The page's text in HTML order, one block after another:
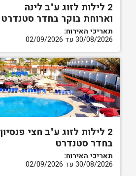
2 לילות לזוג ע"ב לינה
וארוחת בוקר בחדר סטנדרט
תאריכי האירוח:
30/08/2026 עד 02/09/2026
2 לילות לזוג ע"ב חצי פנסיון
בחדר סטנדרט
תאריכי האירוח:
30/08/2026 עד 02/09/2026